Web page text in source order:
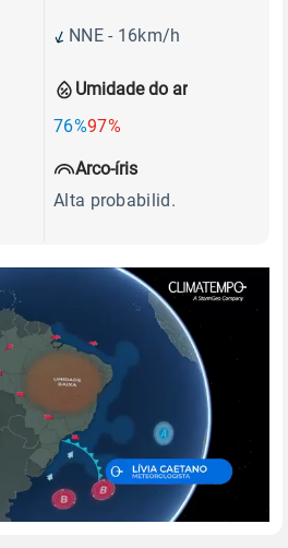
Umidade do ar
76%97%
NNE - 16km/h
Arco-íris
Alta probabilid.